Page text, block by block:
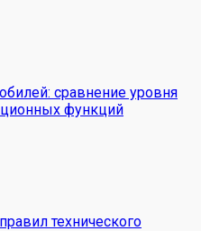
сравнение уровня
функций
технического